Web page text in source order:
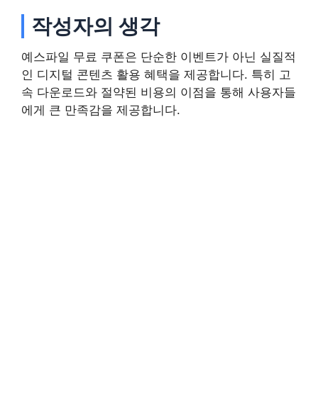
작성자의 생각
예스파일 무료 쿠폰은 단순한 이벤트가 아닌 실질적
인 디지털 콘텐츠 활용 혜택을 제공합니다. 특히 고
속 다운로드와 절약된 비용의 이점을 통해 사용자들
에게 큰 만족감을 제공합니다.